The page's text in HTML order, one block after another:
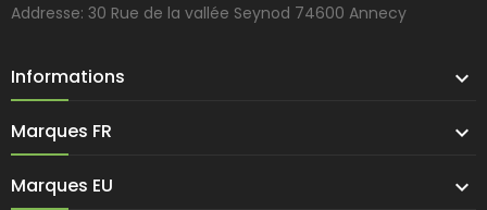
Addresse: 30 Rue de la vallée Seynod 74600 Annecy
Informations 
Marques FR 
Marques EU 